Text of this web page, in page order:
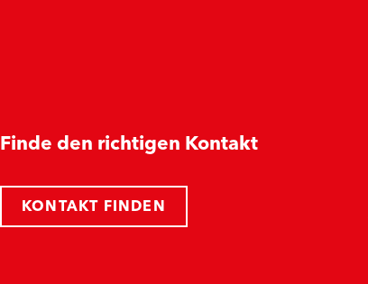
Finde den richtigen Kontakt
KONTAKT FINDEN